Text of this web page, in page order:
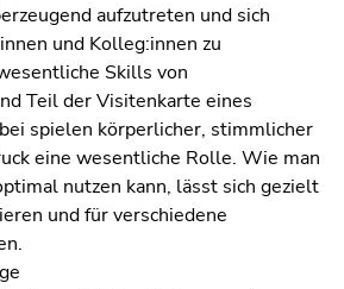
aufzutreten und sich
und Kolleg:innen zu
Skills von
Teil der Visitenkarte eines
spielen körperlicher, stimmlicher
eine wesentliche Rolle. Wie man
nutzen kann, lässt sich gezielt
und für verschiedene